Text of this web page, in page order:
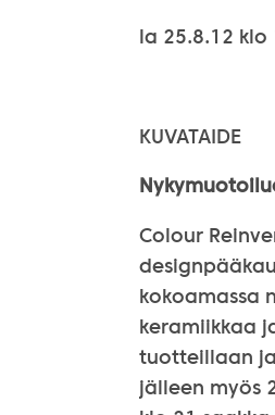
la 25.8.12 klo
KUVATAIDE
Colour
kokoamassa
keramiikkaa
tuotteillaan
jälleen myös